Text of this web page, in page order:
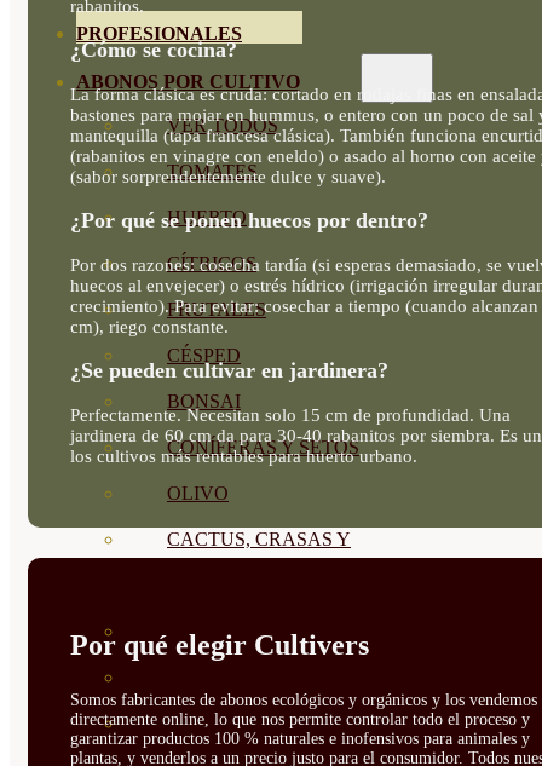
PROFESIONALES
ABONOS POR CULTIVO
VER TODOS
TOMATES
HUERTO
CÍTRICOS
FRUTALES
CÉSPED
BONSAI
CONÍFERAS Y SETOS
OLIVO
CACTUS, CRASAS Y
PLANTAS DE INTERIOR
ORNAMENTALES
rabanitos.
¿Cómo se cocina?
La forma clásica es cruda: cortado en rodajas finas en
bastones para mojar en hummus, o entero con un poco de sal
mantequilla (tapa francesa clásica). También funciona
(rabanitos en vinagre con eneldo) o asado al horno con aceite
(sabor sorprendentemente dulce y suave).
¿Por qué se ponen huecos por dentro?
Por dos razones: cosecha tardía (si esperas demasiado, se
huecos al envejecer) o estrés hídrico (irrigación irregular
crecimiento). Para evitar: cosechar a tiempo (cuando
cm), riego constante.
¿Se pueden cultivar en jardinera?
Perfectamente. Necesitan solo 15 cm de profundidad. Una
jardinera de 60 cm da para 30-40 rabanitos por siembra. Es
los cultivos más rentables para huerto urbano.
Por qué elegir Cultivers
Somos fabricantes de abonos ecológicos y orgánicos y los vendemos
directamente online, lo que nos permite controlar todo el proceso y
garantizar productos 100 % naturales e inofensivos para animales y
plantas, y venderlos a un precio justo para el consumidor. Todos